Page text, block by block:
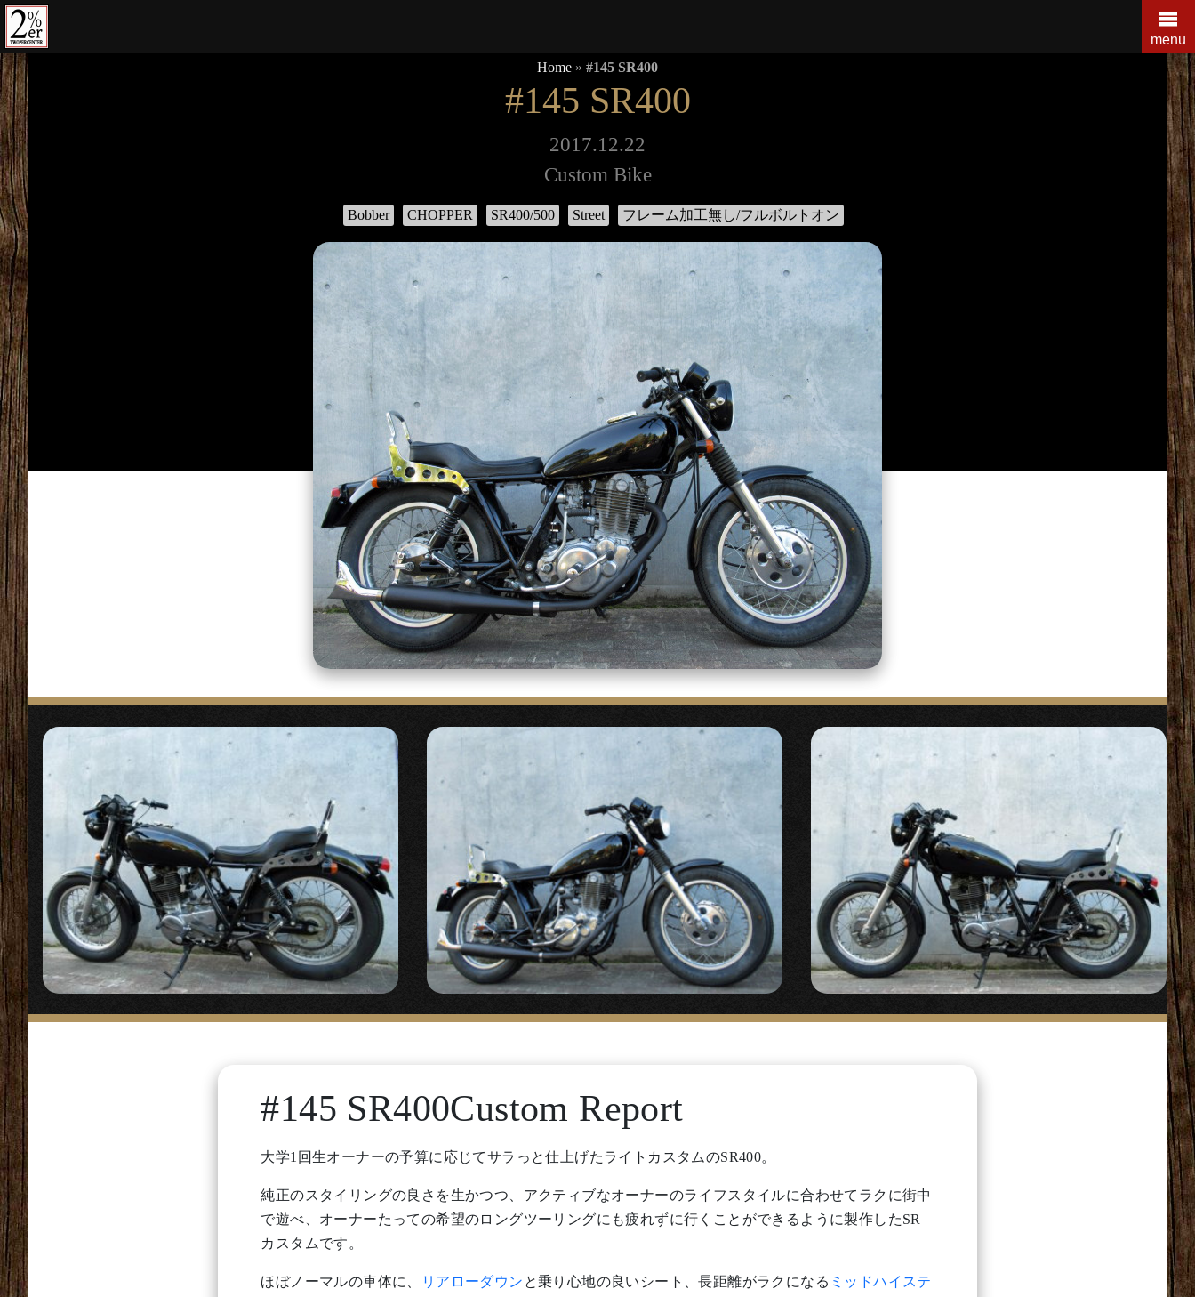
コ
ン
テ
ン
ツ
の
を
ス
キ
ッ
プ
す
る
menu
Home » #145 SR400
#145 SR400
2017.12.22
Custom Bike
Bobber CHOPPER SR400/500 Street フレーム加工無し/フルボルトオン
#145 SR400Custom Report
大学1回生オーナーの予算に応じてサラっと仕上げたライトカスタムのSR400。
純正のスタイリングの良さを生かつつ、アクティブなオーナーのライフスタイルに合わせてラクに街中
で遊べ、オーナーたっての希望のロングツーリングにも疲れずに行くことができるように製作したSR
カスタムです。
ほぼノーマルの車体に、 リアローダウン と乗り心地の良いシート、長距離がラクになる ミッドハイステ